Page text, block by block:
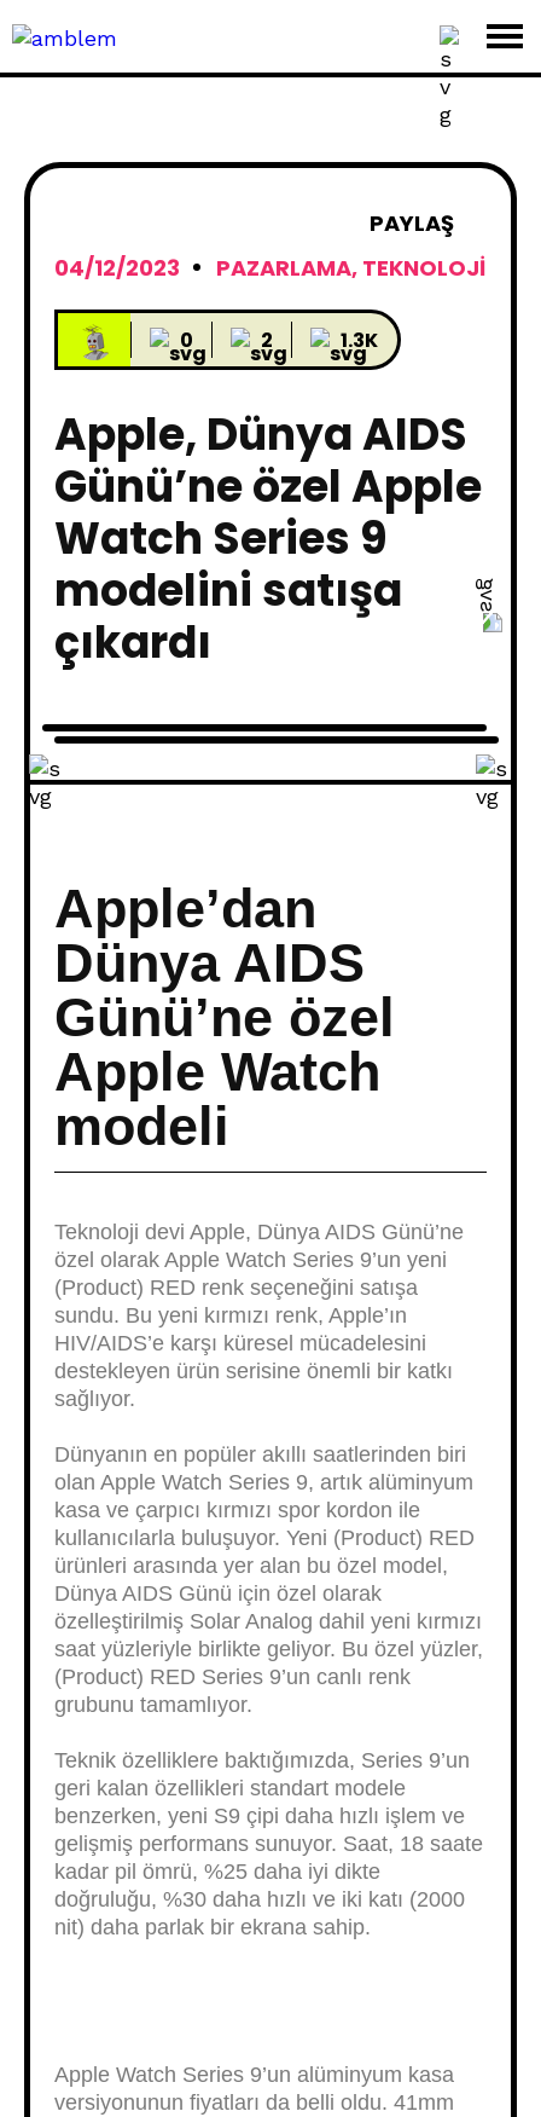
PAYLAŞ
04/12/2023
PAZARLAMA, TEKNOLOJI
0 2 1.3K
Apple, Dünya AIDS
Günü’ne özel Apple
Watch Series 9
modelini satışa
çıkardı
Apple’dan
Dünya AIDS
Günü’ne özel
Apple Watch
modeli
Teknoloji devi Apple, Dünya AIDS Günü’ne
özel olarak Apple Watch Series 9’un yeni
(Product) RED renk seçeneğini satışa
sundu. Bu yeni kırmızı renk, Apple’ın
HIV/AIDS’e karşı küresel mücadelesini
destekleyen ürün serisine önemli bir katkı
sağlıyor.
Dünyanın en popüler akıllı saatlerinden biri
olan Apple Watch Series 9, artık alüminyum
kasa ve çarpıcı kırmızı spor kordon ile
kullanıcılarla buluşuyor. Yeni (Product) RED
ürünleri arasında yer alan bu özel model,
Dünya AIDS Günü için özel olarak
özelleştirilmiş Solar Analog dahil yeni kırmızı
saat yüzleriyle birlikte geliyor. Bu özel yüzler,
(Product) RED Series 9’un canlı renk
grubunu tamamlıyor.
Teknik özelliklere baktığımızda, Series 9’un
geri kalan özellikleri standart modele
benzerken, yeni S9 çipi daha hızlı işlem ve
gelişmiş performans sunuyor. Saat, 18 saate
kadar pil ömrü, %25 daha iyi dikte
doğruluğu, %30 daha hızlı ve iki katı (2000
nit) daha parlak bir ekrana sahip.
Apple Watch Series 9’un alüminyum kasa
versiyonunun fiyatları da belli oldu. 41mm